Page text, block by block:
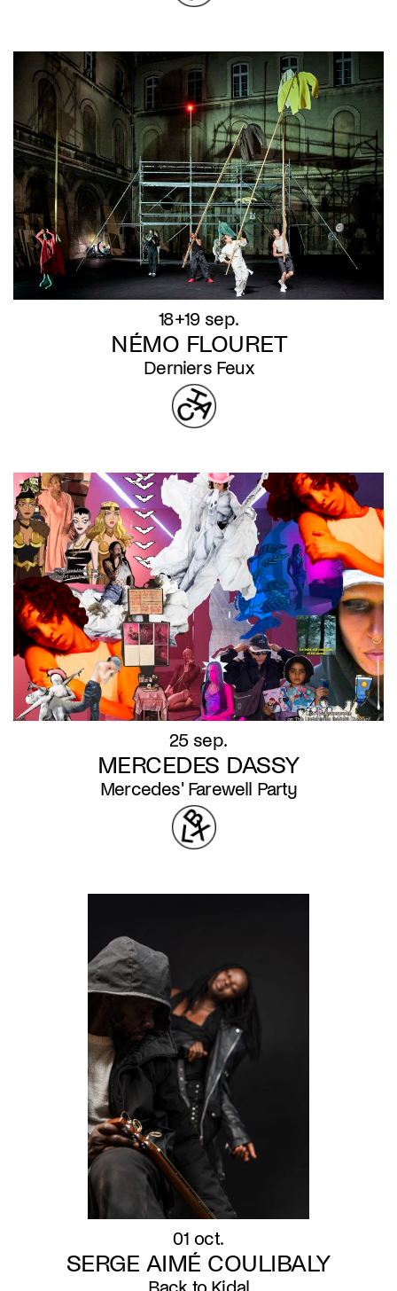
18+19 sep.
NÉMO FLOURET
Derniers Feux
25 sep.
MERCEDES DASSY
Mercedes' Farewell Party
01 oct.
SERGE AIMÉ COULIBALY